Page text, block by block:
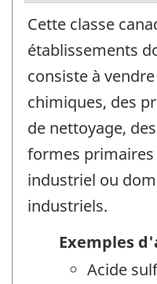
Cette classe
établissements
consiste à
chimiques, des
de nettoyage,
formes primaires
industriel ou
industriels.
Exemples
Acide